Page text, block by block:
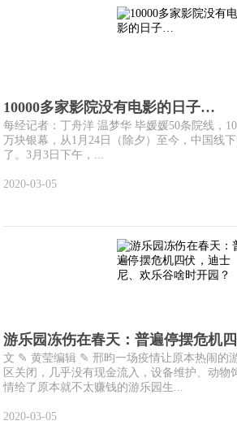
10000多家影院没有电影的日子…
每经记者：丁舟洋 温梦华 毕媛媛50条院线，
万块银幕，从1月24日（除夕）至今，中国线
了。3月3日下午，...
2020-03-05
游乐园冻伤在春天：普遍停摆危机四
文 ✎ 黄莹编辑 ✎ 邢昀一场疫情让原本热闹的
区关闭，几乎没有现金流入，设备维护、动物
情给了原本就不太赚钱的游乐园生...
2020-03-05